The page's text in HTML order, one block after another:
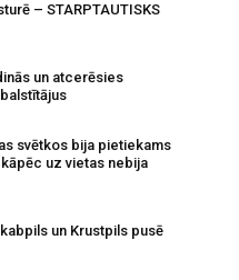
– STARPTAUTISKS
un atcerēsies
svētkos bija pietiekams
uz vietas nebija
un Krustpils pusē